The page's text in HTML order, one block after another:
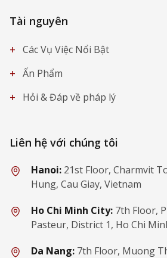
Tài nguyên
+ Các Vụ Việc Nổi Bật
+ Ấn Phẩm
+ Hỏi & Đáp về pháp lý
Liên hệ với chúng tôi
Hanoi: 21st Floor, Charmvit
Hung, Cau Giay, Vietnam
Ho Chi Minh City: 7th Floor,
Pasteur, District 1, Ho Chi
Da Nang: 7th Floor, Muong